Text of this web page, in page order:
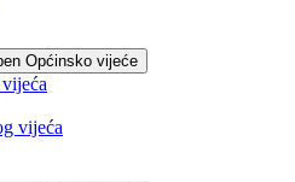
Općinsko vijeće
vijeća